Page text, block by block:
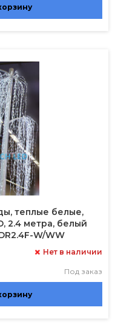
теплые белые,
2.4 метра, белый
W/WW
Нет в наличии
Под заказ